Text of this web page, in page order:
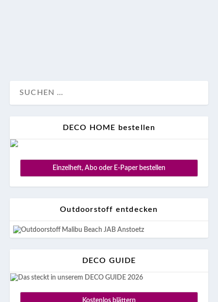
DECO HOME bestellen
Einzelheft, Abo oder E-Paper bestellen
Outdoorstoff entdecken
DECO GUIDE
Kostenlos blättern